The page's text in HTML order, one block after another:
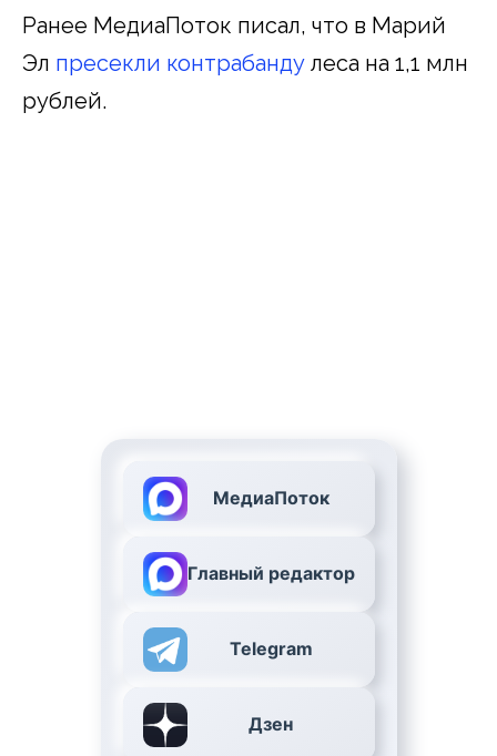
Ранее МедиаПоток писал, что в Марий
Эл пресекли контрабанду леса на 1,1 млн
рублей.
МедиаПоток
Главный редактор
Telegram
Дзен